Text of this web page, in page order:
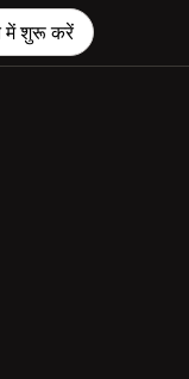
में शुरू करें